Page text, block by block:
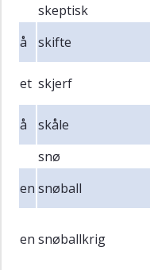
skeptisk
å
skifte
et skjerf
å
skåle
snø
en snøball
en snøballkrig